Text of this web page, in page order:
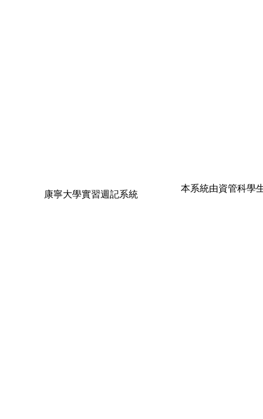
康寧大學實習週記系統
本系統由資管科學